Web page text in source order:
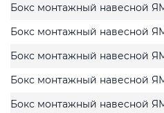
Бокс монтажный навесной
Бокс монтажный навесной
Бокс монтажный навесной
Бокс монтажный навесной
Бокс монтажный навесной